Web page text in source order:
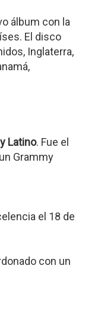
álbum con la
El disco
Inglaterra,
Latino. Fue el
Grammy
el 18 de
con un